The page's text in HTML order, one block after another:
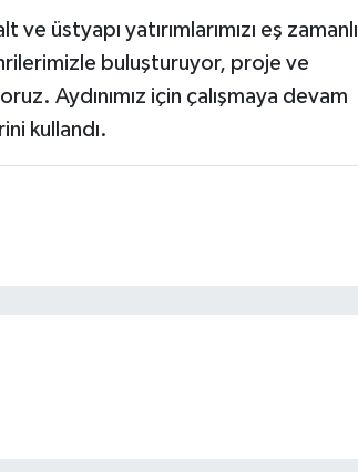
üstyapı yatırımlarımızı eş zamanlı
buluşturuyor, proje ve
Aydınımız için çalışmaya devam
kullandı.